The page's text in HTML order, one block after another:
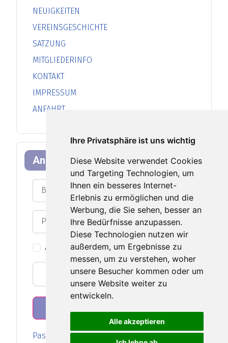
Ihre Privatsphäre ist uns wichtig
Diese Website verwendet Cookies
und Targeting Technologien, um
Ihnen ein besseres Internet-
Erlebnis zu ermöglichen und die
Werbung, die Sie sehen, besser an
Ihre Bedürfnisse anzupassen.
Diese Technologien nutzen wir
außerdem, um Ergebnisse zu
messen, um zu verstehen, woher
unsere Besucher kommen oder um
unsere Website weiter zu
entwickeln.
Alle akzeptieren
NEUIGKEITEN
VEREINSGESCHICHTE
SATZUNG
MITGLIEDERINFO
KONTAKT
IMPRESSUM
ANFAHRT
Anmeldeformular
Benutzername
Passwort
Angemeldet bleiben
Web-Authentifizierung
Passwort vergessen?